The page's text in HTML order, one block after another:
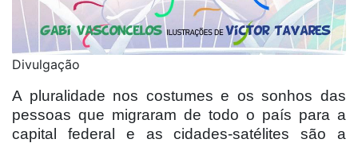
Divulgação
A pluralidade nos costumes e os sonhos das
pessoas que migraram de todo o país para a
capital federal e as cidades-satélites são a